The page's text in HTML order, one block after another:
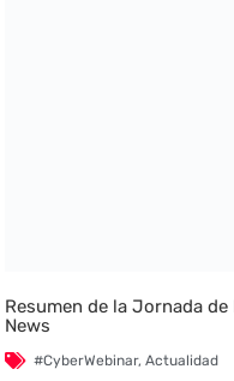
Resumen de la Jornada
News
#CyberWebinar,Actualidad